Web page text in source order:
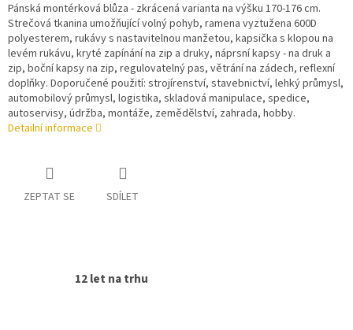
Pánská montérková blůza - zkrácená varianta na výšku 170-176 cm.
Strečová tkanina umožňující volný pohyb, ramena vyztužena 600D
polyesterem, rukávy s nastavitelnou manžetou, kapsička s klopou na
levém rukávu, kryté zapínání na zip a druky, náprsní kapsy - na druk a
zip, boční kapsy na zip, regulovatelný pas, větrání na zádech, reflexní
doplňky. Doporučené použití: strojírenství, stavebnictví, lehký průmysl,
automobilový průmysl, logistika, skladová manipulace, spedice,
autoservisy, údržba, montáže, zemědělství, zahrada, hobby.
Detailní informace
ZEPTAT SE SDÍLET
12 let na trhu